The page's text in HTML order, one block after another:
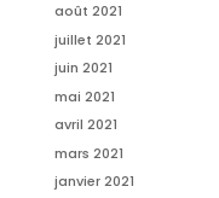
août 2021
juillet 2021
juin 2021
mai 2021
avril 2021
mars 2021
janvier 2021